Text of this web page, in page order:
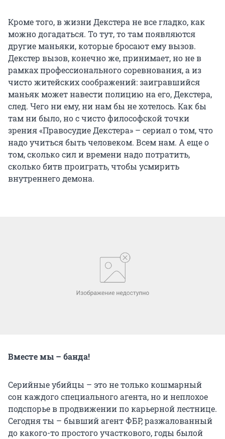
Кроме того, в жизни Декстера не все гладко, как
можно догадаться. То тут, то там появляются
другие маньяки, которые бросают ему вызов.
Декстер вызов, конечно же, принимает, но не в
рамках профессионального соревнования, а из
чисто житейских соображений: заигравшийся
маньяк может навести полицию на его, Декстера,
след. Чего ни ему, ни нам бы не хотелось. Как бы
там ни было, но с чисто философской точки
зрения «Правосудие Декстера» – сериал о том, что
надо учиться быть человеком. Всем нам. А еще о
том, сколько сил и времени надо потратить,
сколько битв проиграть, чтобы усмирить
внутреннего демона.
Вместе мы – банда!
Серийные убийцы – это не только кошмарный
сон каждого специального агента, но и неплохое
подспорье в продвижении по карьерной лестнице.
Сегодня ты – бывший агент ФБР, разжалованный
до какого-то простого участкового, годы былой